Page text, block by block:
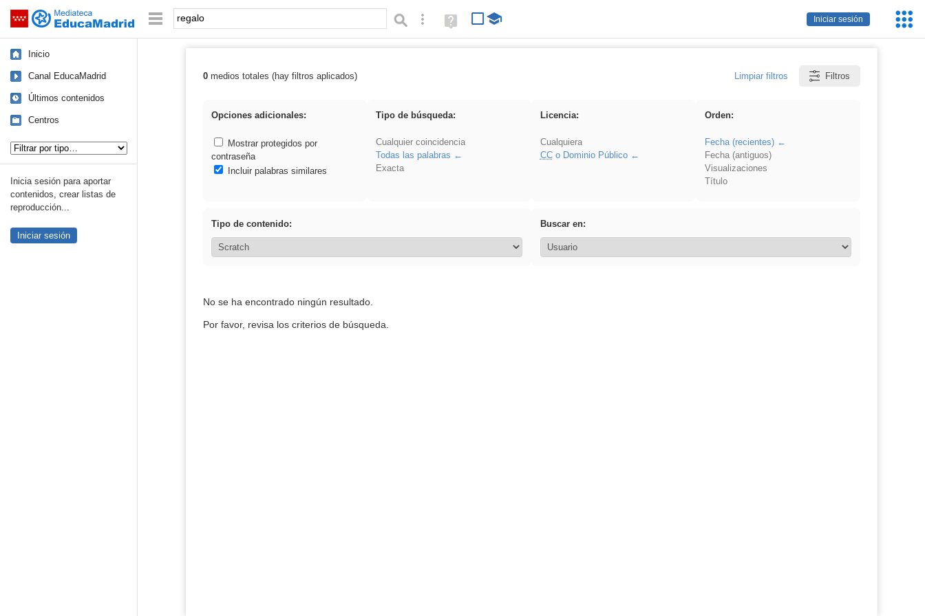
Saltar navegación
Iniciar sesión
Palabra o frase: Búsqueda avanzada
Ayuda
(en
Inicio
Canal EducaMadrid
Últimos contenidos
Centros
Inicia sesión para aportar
contenidos, crear listas de
reproducción...
Iniciar sesión
Resultados de: regalo
0medios totales (hay filtros aplicados) Limpiar filtros Filtros
Opciones adicionales:
Mostrar protegidos por
contraseña
Incluir palabras similares
Tipo de búsqueda:
Cualquier coincidencia
Todas las palabras
Exacta
Licencia:
Cualquiera
CCo Dominio Público
Orden:
Fecha (recientes)
Fecha (antiguos)
Visualizaciones
Título
Tipo de contenido: Buscar en:
No se ha encontrado ningún resultado.
Por favor, revisa los criterios de búsqueda.